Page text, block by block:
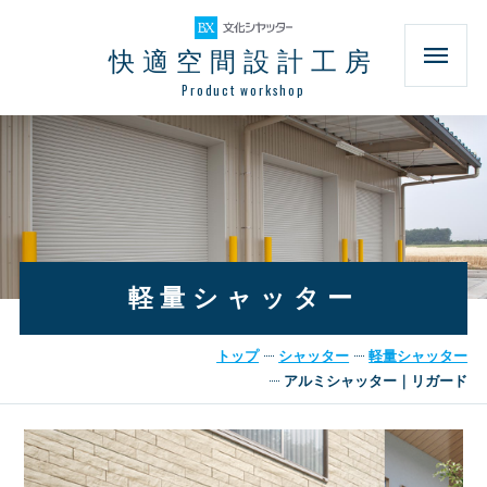
快適空間設計工房
Product workshop
軽量シャッター
トップ シャッター
軽量シャッター
アルミシャッター｜リガード